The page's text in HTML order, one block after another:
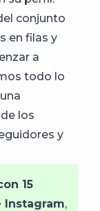
conjunto
en filas y
a
todo lo
los
y
15
Instagram,